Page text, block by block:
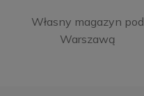
Własny magazyn pod
Warszawą